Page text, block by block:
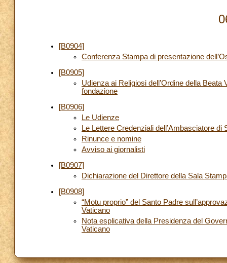
[B0904]
Conferenza Stampa di presentazione
[B0905]
Udienza ai Religiosi dell’Ordine della
fondazione
[B0906]
Le Udienze
Le Lettere Credenziali dell’Ambasciatore
Rinunce e nomine
Avviso ai giornalisti
[B0907]
Dichiarazione del Direttore della Sala
[B0908]
“Motu proprio” del Santo Padre
Vaticano
Nota esplicativa della Presidenza del
Vaticano